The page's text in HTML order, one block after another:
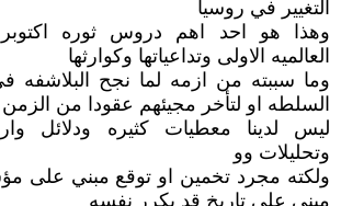
التغيير في روسيا
وهذا هو احد اهم دروس ثوره
العالميه الاولى وتداعياتها وكوارثها
وما سببته من ازمه لما نجح البلاشفه
السلطه او لتأخر مجيئهم عقودا من
ليس لدينا معطيات كثيره ودلائل
وتحليلات وو
ولكته مجرد تخمين او توقع مبني على
مبني على تاريخ قد يكرر نفسه